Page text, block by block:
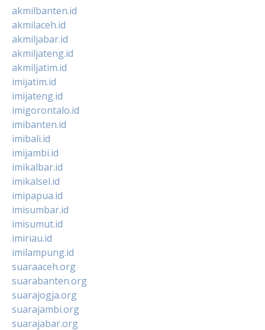
akmilbanten.id
akmilaceh.id
akmiljabar.id
akmiljateng.id
akmiljatim.id
imijatim.id
imijateng.id
imigorontalo.id
imibanten.id
imibali.id
imijambi.id
imikalbar.id
imikalsel.id
imipapua.id
imisumbar.id
imisumut.id
imiriau.id
imilampung.id
suaraaceh.org
suarabanten.org
suarajogja.org
suarajambi.org
suarajabar.org